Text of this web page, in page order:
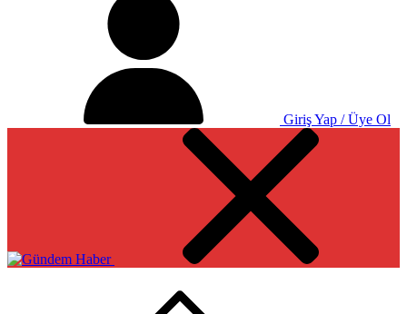
Giriş Yap / Üye Ol